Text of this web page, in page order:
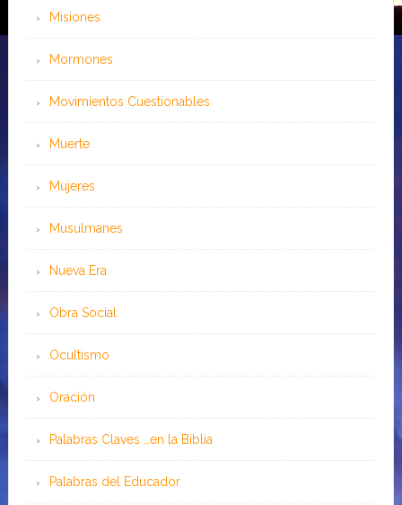
Misiones
Mormones
Movimientos Cuestionables
Muerte
Mujeres
Musulmanes
Nueva Era
Obra Social
Ocultismo
Oración
Palabras Claves …en la Biblia
Palabras del Educador